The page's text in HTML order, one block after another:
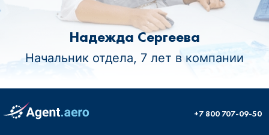
Надежда Сергеева
Начальник отдела, 7 лет в компании
+7 800 707-09-50